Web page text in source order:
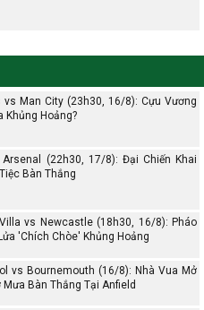
vs Man City (23h30, 16/8): Cựu Vương
Khủng Hoảng?
(22h30, 17/8): Đại Chiến Khai
Bàn Thắng
vs Newcastle (18h30, 16/8): Pháo
'Chích Chòe' Khủng Hoảng
vs Bournemouth (16/8): Nhà Vua Mở
Mưa Bàn Thắng Tại Anfield